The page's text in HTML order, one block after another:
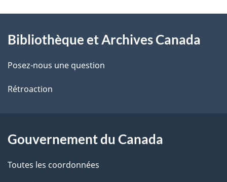
i
l
s
e
propos
de
ce
Bibliothèque et Archives Canada
Posez-nous une question
Rétroaction
Gouvernement du Canada
Toutes les coordonnées